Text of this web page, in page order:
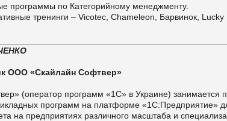
программы по Категорийному менеджменту.
тренинги – Vicotec, Chameleon, Барвинок, Lucky
ООО «Скайлайн Софтвер»
(оператор программ «1С» в Украине) занимается
программ на платформе «1С:Предприятие»
на предприятиях различного масштаба и